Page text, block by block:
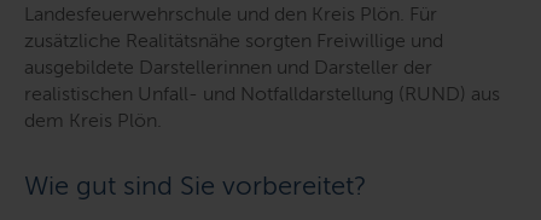
Landesfeuerwehrschule und den Kreis Plön. Für
zusätzliche Realitätsnähe sorgten Freiwillige und
ausgebildete Darstellerinnen und Darsteller der
realistischen Unfall- und Notfalldarstellung (RUND) aus
dem Kreis Plön.
Wie gut sind Sie vorbereitet?